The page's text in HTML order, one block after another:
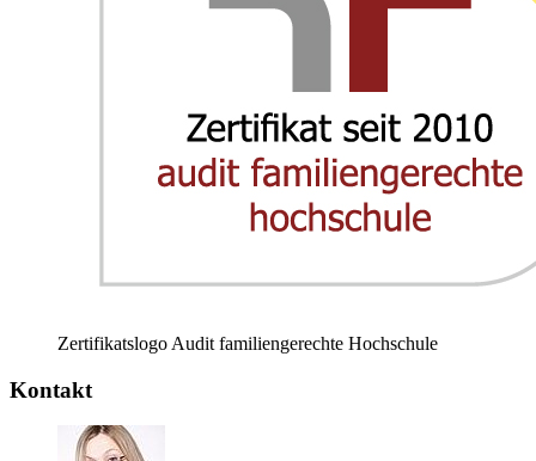
Zertifikatslogo Audit familiengerechte Hochschule
Kontakt